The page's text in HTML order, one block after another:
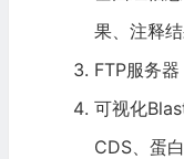
果、注释
FTP服务
可视化
CDS、蛋